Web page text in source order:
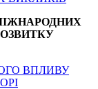
ВПЛИВУ